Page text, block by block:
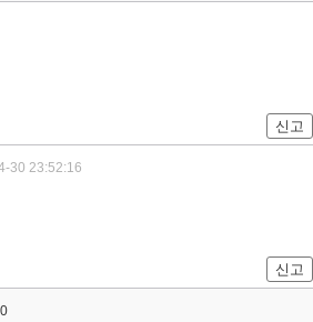
신고
30 23:52:16
신고